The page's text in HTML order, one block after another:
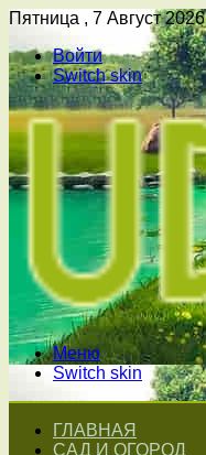
Пятница , 7 Август 2026
Войти
Switch skin
Меню
Switch skin
ГЛАВНАЯ
САД И ОГОРОД